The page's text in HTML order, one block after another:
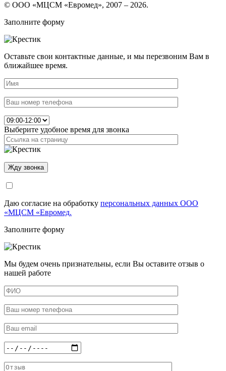
© ООО «МЦСМ «Евромед», 2007 – 2026.
Заполните форму
Оставьте свои контактные данные, и мы перезвоним Вам в
ближайшее время.
Выберите удобное время для звонка
Даю согласие на обработку персональных данных ООО
«МЦСМ «Евромед.
Заполните форму
Мы будем очень признательны, если Вы оставите отзыв о
нашей работе